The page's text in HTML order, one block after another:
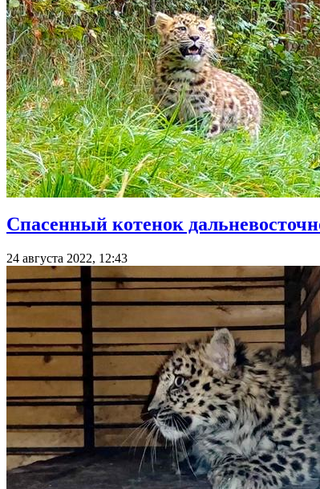
Спасенный котенок
24 августа 2022, 12:43